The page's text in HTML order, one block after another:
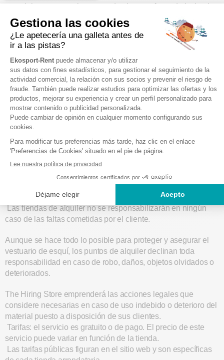
material en una consigna cerrada, dentro o fuera de la tienda,
para no tener que transportarlo a su lugar de residencia.
Es responsabilidad del Cliente asegurarse de que :
La puerta de la taquilla está bien cerrada cuando sale
del vestuario de esquí,
El equipo guardado en la taquilla está bien dispuesto
para que no haya riesgo de que se caiga al abrir la
taquilla,
No depositará ningún objeto de valor del que siga
siendo responsable y del que la Tienda decline toda
responsabilidad,
No dejó nada dentro de la taquilla cuando abandonó
definitivamente el vestuario de esquí.
El Cliente es responsable del material depositado en el
guardaesquís.
Las tiendas de alquiler no se responsabilizarán en ningún
caso de las faltas cometidas por el cliente.
Aunque se hace todo lo posible para proteger y asegurar el
vestuario de esquí, los puntos de alquiler declinan toda
responsabilidad en caso de robo, daños, objetos olvidados o
deteriorados.
The Hiring Store emprenderá las acciones legales que
considere necesarias en caso de uso indebido o deterioro del
material puesto a disposición de sus clientes.
Tarifas: el servicio es gratuito o de pago. El precio de este
servicio puede variar en función de la tienda.
Las tarifas públicas figuran en el sitio web y son específicas